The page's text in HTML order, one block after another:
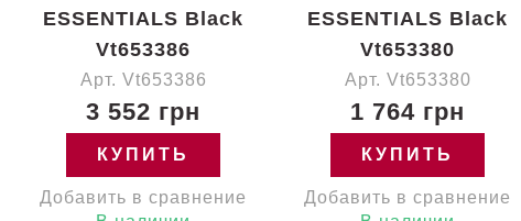
ESSENTIALS Black
Vt653386
Арт. Vt653386
3 552 грн
КУПИТЬ
Добавить в сравнение
ESSENTIALS Black
Vt653380
Арт. Vt653380
1 764 грн
КУПИТЬ
Добавить в сравнение